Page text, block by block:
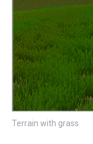
Terrain with grass